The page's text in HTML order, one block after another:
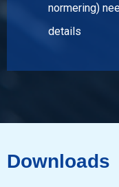
normering)
details
Downloads